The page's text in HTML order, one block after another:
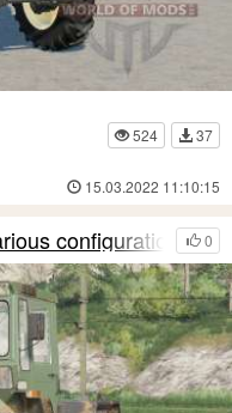
524
37
15.03.2022 11:10:15
0
configurations